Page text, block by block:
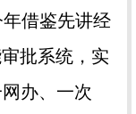
年借鉴先讲经
批系统，实
办、一次